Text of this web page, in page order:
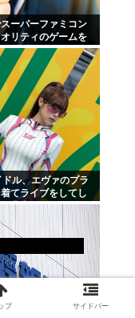
ーパーファミコン
リティのゲームを
いで売ってるでしょ
ドル、エヴァのプラ
てライブをしてし
非常にえちち
プ サイドバー